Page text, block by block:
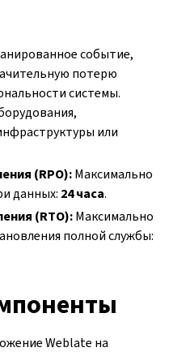
событие,
потерю
системы.
или
(RPO):Максимально
данных: 24 часа.
(RTO):Максимально
полной службы:
Weblate на